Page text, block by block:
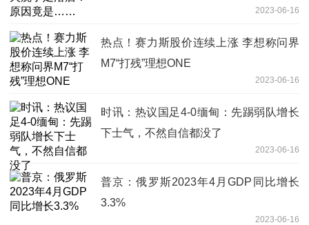
2023-06-16
热点！赛力斯股价连续上涨 李想称问界
M7“打残”理想ONE
2023-06-16
时讯：热议国足4-0缅甸：先踢弱队增长
下士气，不然自信都没了
2023-06-16
普京：俄罗斯2023年4月GDP同比增长
3.3%
2023-06-16